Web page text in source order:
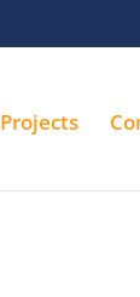
Projects